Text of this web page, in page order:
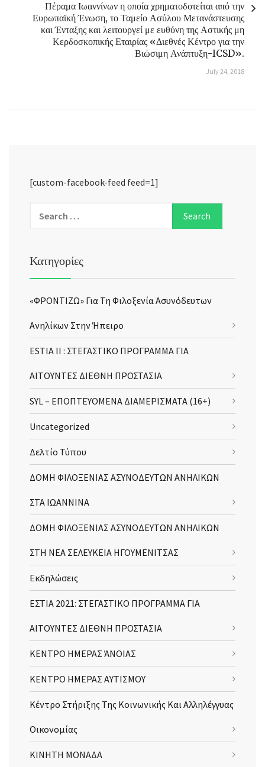
Πέραμα Ιωαννίνων η οποία χρηματοδοτείται από την
Ευρωπαϊκή Ένωση, το Ταμείο Ασύλου Μετανάστευσης
και Ένταξης και λειτουργεί με ευθύνη της Αστικής μη
Κερδοσκοπικής Εταιρίας «Διεθνές Κέντρο για την
Βιώσιμη Ανάπτυξη-ICSD».
July 24, 2018
[custom-facebook-feed feed=1]
Κατηγορίες
«ΦΡΟΝΤΙΖΩ» Για Τη Φιλοξενία Ασυνόδευτων
Ανηλίκων Στην Ήπειρο
ESTIA II : ΣΤΕΓΑΣΤΙΚΟ ΠΡΟΓΡΑΜΜΑ ΓΙΑ
ΑΙΤΟΥΝΤΕΣ ΔΙΕΘΝΗ ΠΡΟΣΤΑΣΙΑ
SYL – ΕΠΟΠΤΕΥΟΜΕΝΑ ΔΙΑΜΕΡΙΣΜΑΤΑ (16+)
Uncategorized
Δελτίο Τύπου
ΔΟΜΗ ΦΙΛΟΞΕΝΙΑΣ ΑΣΥΝΟΔΕΥΤΩΝ ΑΝΗΛΙΚΩΝ
ΣΤΑ ΙΩΑΝΝΙΝΑ
ΔΟΜΗ ΦΙΛΟΞΕΝΙΑΣ ΑΣΥΝΟΔΕΥΤΩΝ ΑΝΗΛΙΚΩΝ
ΣΤΗ ΝΕΑ ΣΕΛΕΥΚΕΙΑ ΗΓΟΥΜΕΝΙΤΣΑΣ
Εκδηλώσεις
ΕΣΤΙΑ 2021: ΣΤΕΓΑΣΤΙΚΟ ΠΡΟΓΡΑΜΜΑ ΓΙΑ
ΑΙΤΟΥΝΤΕΣ ΔΙΕΘΝΗ ΠΡΟΣΤΑΣΙΑ
ΚΕΝΤΡΟ ΗΜΕΡΑΣ ΆΝΟΙΑΣ
ΚΕΝΤΡΟ ΗΜΕΡΑΣ ΑΥΤΙΣΜΟΥ
Κέντρο Στήριξης Της Κοινωνικής Και Αλληλέγγυας
Οικονομίας
ΚΙΝΗΤΗ ΜΟΝΑΔΑ